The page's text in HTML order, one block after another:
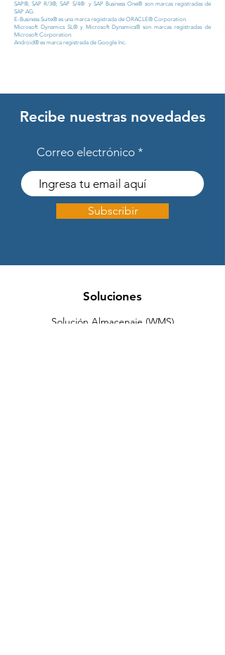
SAP®, SAP R/3®, SAP S/4® y SAP Business One® son marcas registradas de
SAP AG.
E-Business Suite® es una marca registrada de ORACLE® Corporation.
Microsoft Dynamics SL® y Microsoft Dynamics® son marcas registradas de
Microsoft Corporation.
Android® es marca registrada de Google Inc.
Recibe nuestras novedades
Correo electrónico
Subscribir
Soluciones
Solución Almacenaje (WMS)